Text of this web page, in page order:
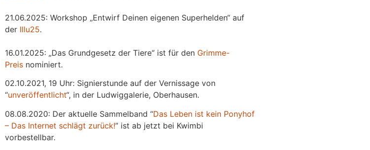
21.06.2025: Workshop „Entwirf Deinen eigenen Superhelden“ auf
der Illu25.
16.01.2025: „Das Grundgesetz der Tiere“ ist für den Grimme-
Preis nominiert.
02.10.2021, 19 Uhr: Signierstunde auf der Vernissage von
“unveröffentlicht“, in der Ludwiggalerie, Oberhausen.
08.08.2020: Der aktuelle Sammelband “Das Leben ist kein Ponyhof
– Das Internet schlägt zurück!” ist ab jetzt bei Kwimbi
vorbestellbar.